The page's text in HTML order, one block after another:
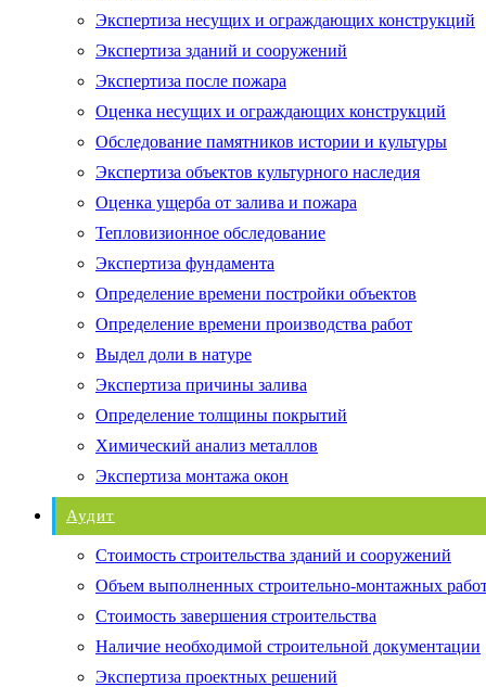
Экспертиза несущих и ограждающих конструкций
Экспертиза зданий и сооружений
Экспертиза после пожара
Оценка несущих и ограждающих конструкций
Обследование памятников истории и культуры
Экспертиза объектов культурного наследия
Оценка ущерба от залива и пожара
Тепловизионное обследование
Экспертиза фундамента
Определение времени постройки объектов
Определение времени производства работ
Выдел доли в натуре
Экспертиза причины залива
Определение толщины покрытий
Химический анализ металлов
Экспертиза монтажа окон
Аудит
Стоимость строительства зданий и сооружений
Объем выполненных строительно-монтажных
Стоимость завершения строительства
Наличие необходимой строительной документации
Экспертиза проектных решений